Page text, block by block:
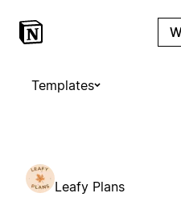
Templates
Leafy Plans